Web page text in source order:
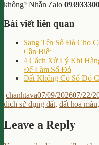
không? Nhắn Zalo
Bài viết liên quan
Sang Tên Sổ Đỏ Cho
Cần Biết
4 Cách Xử Lý Khi
Để Làm Sổ Đỏ
Đất Không Có Sổ Đỏ
Author
chanhtavaPosted
on
07/09/202607/22/
đích sử dụng đất, đất hoa màu,
Leave a Reply